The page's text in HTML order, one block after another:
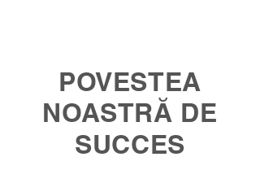
POVESTEA
NOASTRĂ DE
SUCCES